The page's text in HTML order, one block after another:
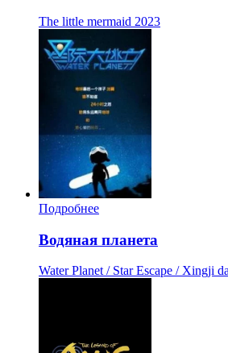
The little mermaid 2023
Подробнее
Водяная планета
Water Planet / Star Escape / Xingji